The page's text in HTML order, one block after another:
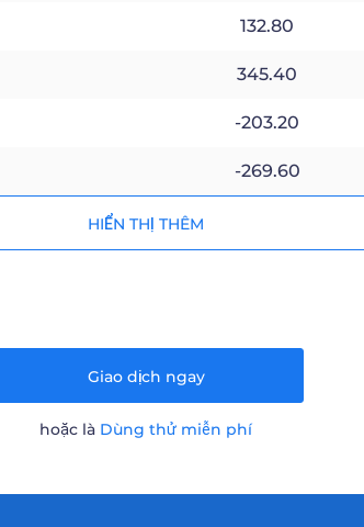
132.80
345.40
-203.20
-269.60
HIỂN THỊ THÊM
Giao dịch ngay
hoặc là Dùng thử miễn phí